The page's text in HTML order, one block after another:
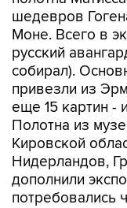
шедевров
Моне. Всего в
русский
собирал).
привезли из
еще 15 картин -
Полотна из
Кировской
Нидерландов,
дополнили
потребовались